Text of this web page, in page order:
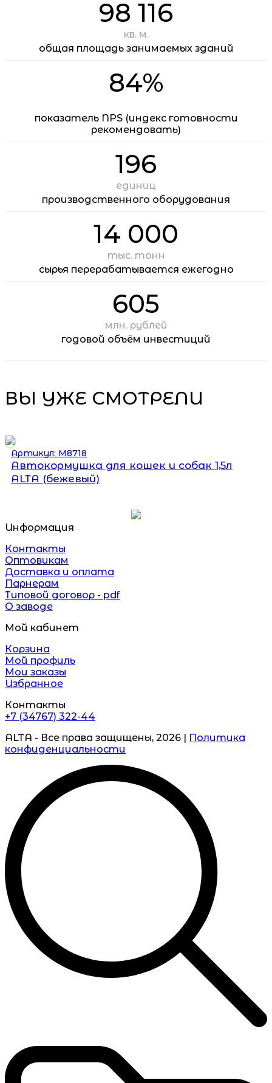
98 116
кв. м.
общая площадь занимаемых зданий
84%
показатель NPS (индекс готовности
рекомендовать)
196
единиц
производственного оборудования
14 000
тыс. тонн
сырья перерабатывается ежегодно
605
млн. рублей
годовой объём инвестиций
ВЫ УЖЕ СМОТРЕЛИ
Артикул: М8718
Автокормушка для кошек и собак 1,5л
ALTA (бежевый)
Информация
Контакты
Оптовикам
Доставка и оплата
Парнерам
Типовой договор - pdf
О заводе
Мой кабинет
Корзина
Мой профиль
Мои заказы
Избранное
Контакты
+7 (34767) 322-44
ALTA - Все права защищены, 2026 | Политика
конфиденциальности